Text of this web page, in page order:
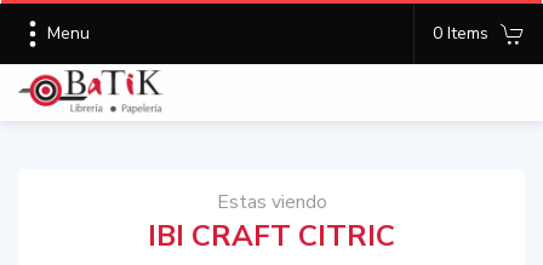
Menu 0 Items
Estas viendo
IBI CRAFT CITRIC